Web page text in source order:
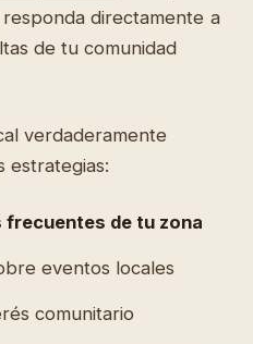
directamente a
de tu comunidad
verdaderamente
estrategias:
frecuentes de tu zona
eventos locales
comunitario